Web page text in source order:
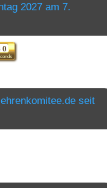
2027 am 7.
9
0
seit